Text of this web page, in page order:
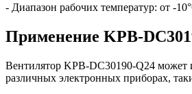
- Диапазон рабочих температур: от -
Применение KPB-
Вентилятор KPB-DC30190-Q24 может
различных электронных приборах,